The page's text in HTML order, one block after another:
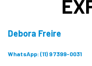
Debora Freire
WhatsApp: (11) 9 7399-0031